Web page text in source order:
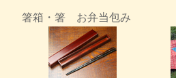
箸箱・箸 お弁当包み